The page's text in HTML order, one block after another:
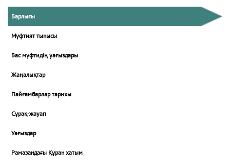
Барлығы
Мүфтият тынысы
Бас мүфтидің уағыздары
Жаңалықтар
Пайғамбарлар тарихы
Сұрақ-жауап
Уағыздар
Рамазандағы Құран хатым